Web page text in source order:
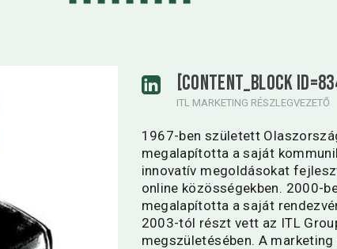
[content_block
ITL MARKETING RÉSZLEGVEZETŐ
1967-ben született
megalapította a saját
innovatív megoldásokat
online közösségekben. 2000-
megalapította a saját
2003-tól részt vett az ITL
megszületésében. A